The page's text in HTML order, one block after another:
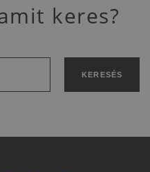
keres?
KERESÉS